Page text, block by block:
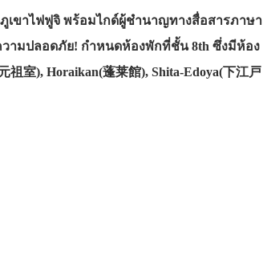
เขาไฟฟูจิ พร้อมไกด์ผู้ชำนาญทางสื่อสารภาษา
ามปลอดภัย! กำหนดห้องพักที่ชั้น 8th ซึ่งมีห้อง
祖室), Horaikan(蓬莱館), Shita-Edoya(下江戸